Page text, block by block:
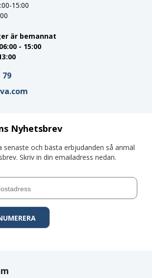
Nyhetsbrev
senaste och bästa erbjudanden så anmäl
Skriv in din emailadress nedan.
15:00
är bemannat
- 15:00
79